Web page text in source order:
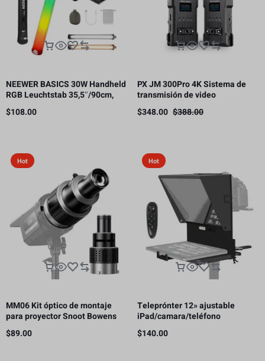
NEEWER BASICS 30W Handheld
RGB Leuchtstab 35,5″/90cm,
5000mAh Typ C 45W in/30W Out
$108.00
PX JM 300Pro 4K Sistema de
transmisión de video
inalámbrico, transmisor y
receptor HDMI, 300m
$388.00
$348.00
Hot
MM06 Kit óptico de montaje
para proyector Snoot Bowens
con 5 colores de Gobos y 35
inserciones gráficas
$89.00
Hot
Teleprónter 12» ajustable
iPad/camara/teléfono
inteligente
$140.00